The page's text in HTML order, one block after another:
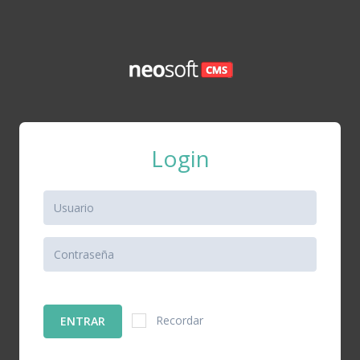
Login
ENTRAR Recordar